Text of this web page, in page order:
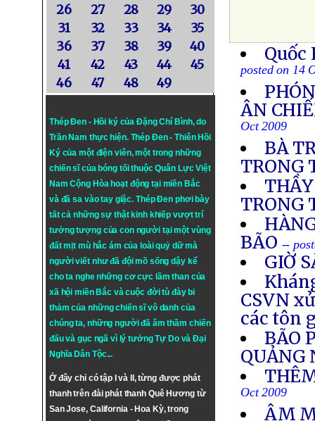
26
27 28 29
30
31
32 33 34
35
36
37 38 39
40
41
42 43 44
45
46
47 48 49
Thép Đen - Hồi ký của Đặng Chí Bình, do
Trần Nam thực hiện. Thép Đen- Thiên Hồi
Ký của một điện viên, một trong những
chiến sĩ của bóng tối thuộc Quân Lực Việt
Nam Cộng Hòa hoạt động tại miền Bắc
và đã sa vào tay giặc. Thép Đen phơi bày
tất cả những sự thật kinh khiếp vượt trí
tưởng tượng của con người tại một vùng
đất mịt mù hắc ám của loài quỷ dữ mà
người viết như đã đội mồ sống dậy kể
cho ta nghe những cơ cực lầm than của
xã hội miền Bắc và cuộc đời tù đày bi
thảm của những chiến sĩ vô danh của
chúng ta, những người đã âm thầm chiến
đấu và gục ngã vì lý tưởngTự DovàĐại
Nghĩa Dân Tộc...
Ở đây chỉ có tập I và II, từng được phát
thanh trên đài phát thanh Quê Hương từ
San Jose, California - Hoa Kỳ, trong
posted on 14
ÂN
Oct 2009
BÀ
TRONG
TRONG
BÃO --
GIỜ
CSVN
các tôn
BÃO
QUẢNG
Oct 2009
ÂM